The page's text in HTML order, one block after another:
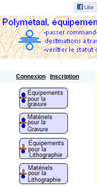
Connexion Inscription